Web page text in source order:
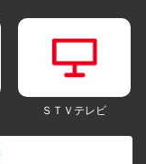
ＳＴＶテレビ